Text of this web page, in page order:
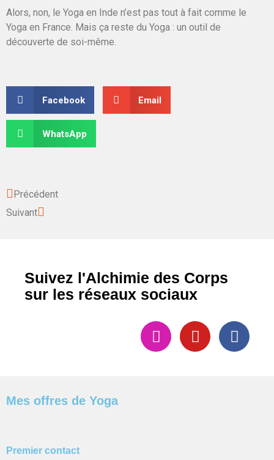
Alors, non, le Yoga en Inde n’est pas tout à fait comme le
Yoga en France. Mais ça reste du Yoga : un outil de
découverte de soi-même. ⁠
Facebook Email
WhatsApp
Précédent
Suivant
Suivez l'Alchimie des Corps
sur les réseaux sociaux
Mes offres de Yoga
Premier contact